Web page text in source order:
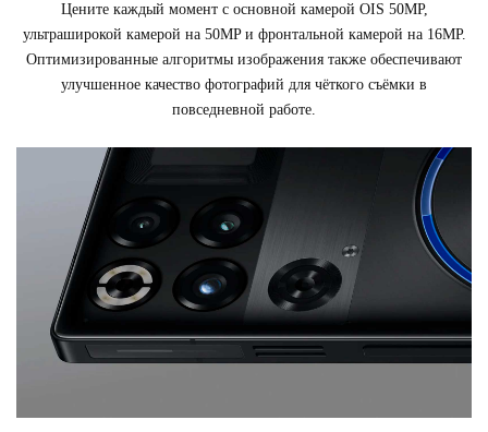
Цените каждый момент с основной камерой OIS 50MP,
ультраширокой камерой на 50MP и фронтальной камерой на 16MP.
Оптимизированные алгоритмы изображения также обеспечивают
улучшенное качество фотографий для чёткого съёмки в
повседневной работе.